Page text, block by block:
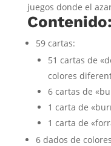
juegos donde el
Contenido:
59 cartas:
51 cartas de
colores
6 cartas de
1 carta de
1 carta de
6 dados de